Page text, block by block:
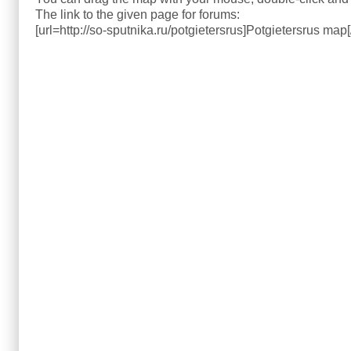
The link to the given page for forums:
[url=http://so-sputnika.ru/potgietersrus]Potgietersrus